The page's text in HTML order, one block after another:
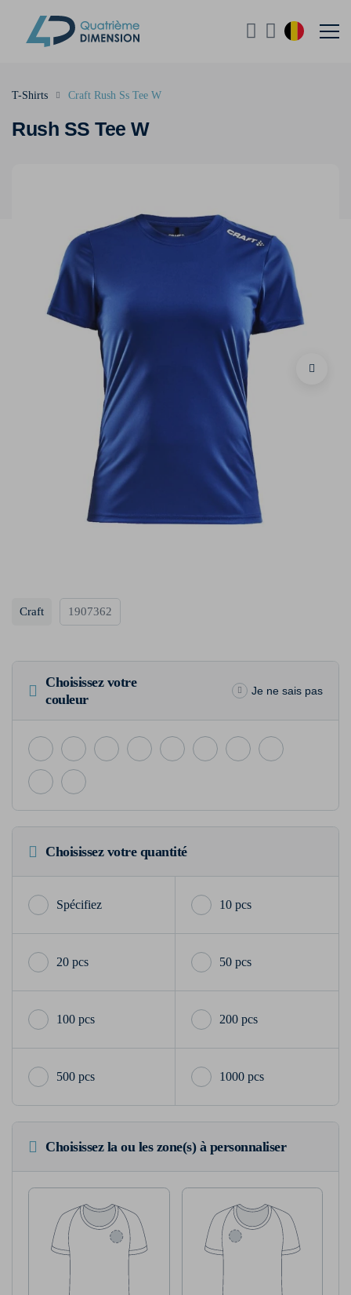
Rush SS Tee W
T-Shirts Craft Rush Ss Tee W
Craft 1907362
Choisissez votre
couleur
Je ne sais pas
Choisissez votre quantité
10 pcs
20 pcs 50 pcs
100 pcs 200 pcs
500 pcs 1000 pcs
Choisissez la ou les zone(s) à personnaliser